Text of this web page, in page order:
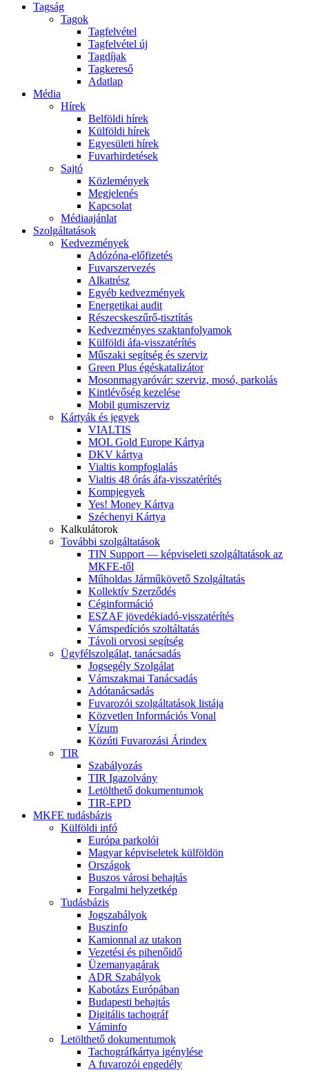
Tagság
Tagok
Tagfelvétel
Tagfelvétel új
Tagdíjak
Tagkereső
Adatlap
Média
Hírek
Belföldi hírek
Külföldi hírek
Egyesületi hírek
Fuvarhirdetések
Sajtó
Közlemények
Megjelenés
Kapcsolat
Médiaajánlat
Szolgáltatások
Kedvezmények
Adózóna-előfizetés
Fuvarszervezés
Alkatrész
Egyéb kedvezmények
Energetikai audit
Részecskeszűrő-tisztítás
Kedvezményes szaktanfolyamok
Külföldi áfa-visszatérítés
Műszaki segítség és szerviz
Green Plus égéskatalizátor
Mosonmagyaróvár: szerviz, mosó, parkolás
Kintlévőség kezelése
Mobil gumiszerviz
Kártyák és jegyek
VIALTIS
MOL Gold Europe Kártya
DKV kártya
Vialtis kompfoglalás
Vialtis 48 órás áfa-visszatérítés
Kompjegyek
Yes! Money Kártya
Széchenyi Kártya
Kalkulátorok
További szolgáltatások
TIN Support — képviseleti szolgáltatások az
MKFE-től
Műholdas Járműkövető Szolgáltatás
Kollektív Szerződés
Céginformáció
ESZAF jövedékiadó-visszatérítés
Vámspedíciós szoltáltatás
Távoli orvosi segítség
Ügyfélszolgálat, tanácsadás
Jogsegély Szolgálat
Vámszakmai Tanácsadás
Adótanácsadás
Fuvarozói szolgáltatások listája
Közvetlen Információs Vonal
Vízum
Közúti Fuvarozási Árindex
TIR
Szabályozás
TIR Igazolvány
Letölthető dokumentumok
TIR-EPD
MKFE tudásbázis
Külföldi infó
Európa parkolói
Magyar képviseletek külföldön
Országok
Buszos városi behajtás
Forgalmi helyzetkép
Tudásbázis
Jogszabályok
Buszinfo
Kamionnal az utakon
Vezetési és pihenőidő
Üzemanyagárak
ADR Szabályok
Kabotázs Európában
Budapesti behajtás
Digitális tachográf
Váminfo
Letölthető dokumentumok
Tachográfkártya igénylése
A fuvarozói engedély